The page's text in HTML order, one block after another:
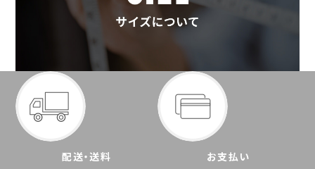
配送・送料 お支払い